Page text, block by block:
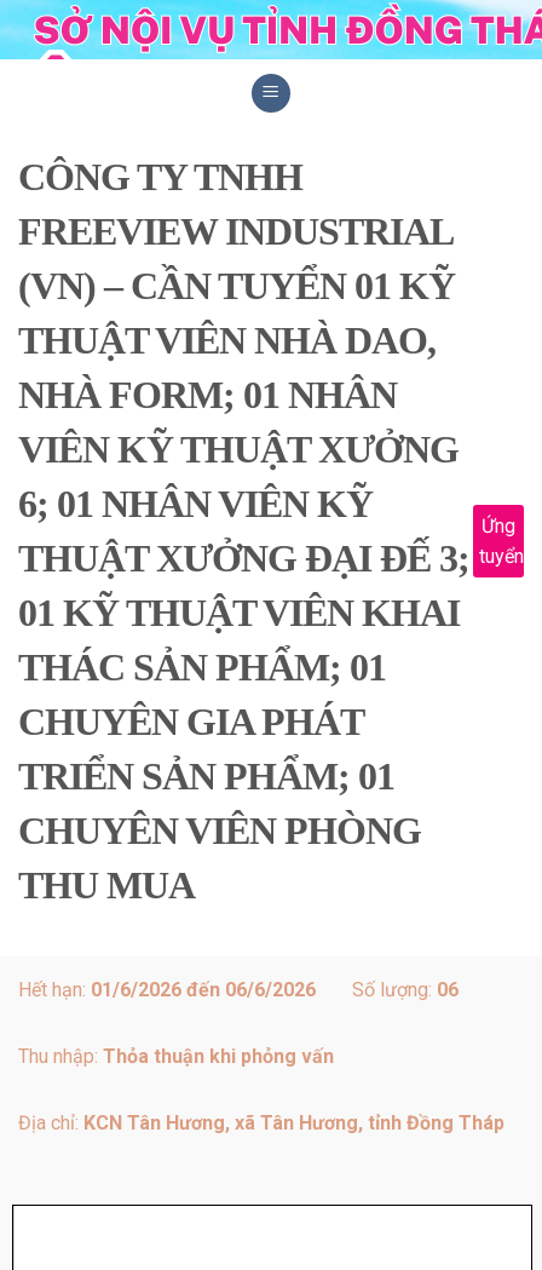
Skip
to
CÔNG TY TNHH
FREEVIEW INDUSTRIAL
(VN) – CẦN TUYỂN 01 KỸ
THUẬT VIÊN NHÀ DAO,
NHÀ FORM; 01 NHÂN
VIÊN KỸ THUẬT XƯỞNG
6; 01 NHÂN VIÊN KỸ
THUẬT XƯỞNG ĐẠI ĐẾ 3;
01 KỸ THUẬT VIÊN KHAI
THÁC SẢN PHẨM; 01
CHUYÊN GIA PHÁT
TRIỂN SẢN PHẨM; 01
CHUYÊN VIÊN PHÒNG
THU MUA
Ứng
tuyển
Hết hạn: 01/6/2026 đến 06/6/2026 Số lượng: 06
Thu nhập: Thỏa thuận khi phỏng vấn
Địa chỉ: KCN Tân Hương, xã Tân Hương, tỉnh Đồng Tháp